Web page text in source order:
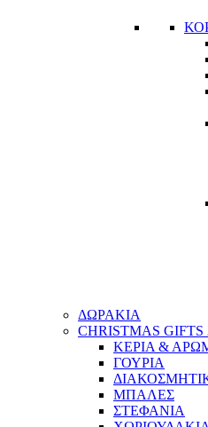
ΔΩΡΑΚΙΑ
CHRISTMAS GIFTS
ΚΕΡΙΑ &
ΓΟΥΡΙΑ
ΜΠΑΛΕΣ
ΣΤΕΦΑΝΙΑ